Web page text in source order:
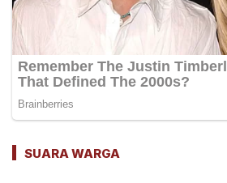
SUARA WARGA